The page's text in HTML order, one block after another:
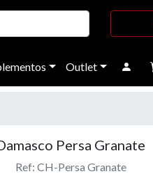
Outlet
Persa Granate
Ref: CH-Persa Granate